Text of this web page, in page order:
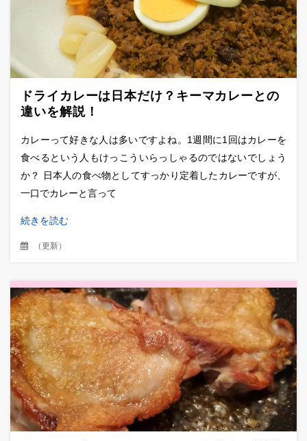
ドライカレーは日本だけ？キーマカレーとの
違いを解説！
カレーって好きな人は多いですよね。1週間に1回はカレーを
食べるという人もけっこういらっしゃるのではないでしょう
か？ 日本人の食べ物としてすっかり定着したカレーですが、
一口でカレーと言って
続きを読む
（更新）